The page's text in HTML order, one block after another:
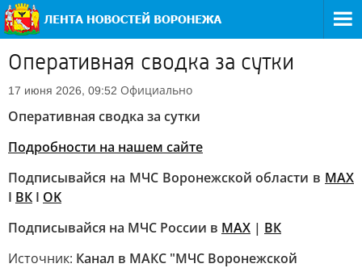
Оперативная сводка за сутки
17 июня 2026, 09:52 Официально
Оперативная сводка за сутки
Подробности на нашем сайте
Подписывайся на МЧС Воронежской области в MAX
I ВК I OK
Подписывайся на МЧС России в MAX | ВК
Источник: Канал в МАКС "МЧС Воронежской